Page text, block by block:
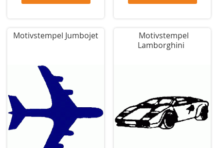
Motivstempel Jumbojet
Motivstempel
Lamborghini